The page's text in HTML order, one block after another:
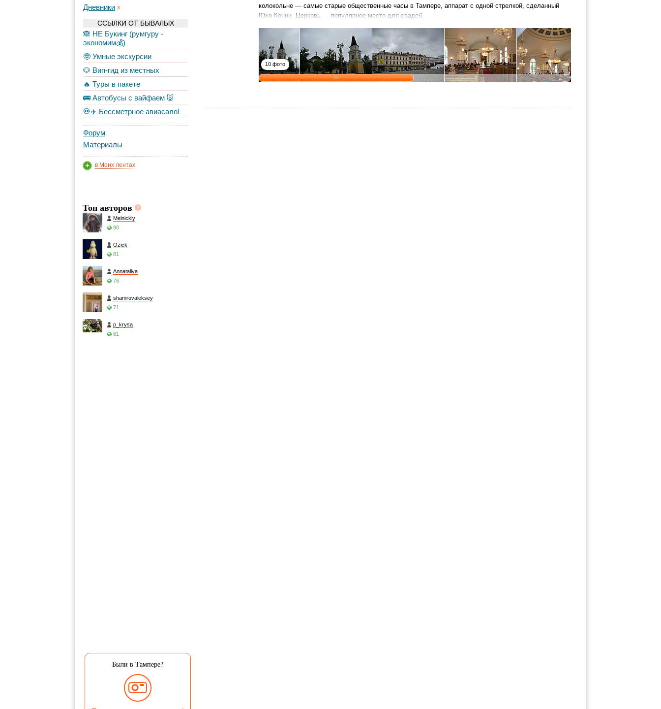
Дневники 3
ССЫЛКИ ОТ БЫВАЛЫХ
🙈 НЕ Букинг (румгуру -
экономим💰)
🤓 Умные экскурсии
🐶 Вип-гид из местных
🔥 Туры в пакете
🚌 Автобусы с вайфаем 🐷
💀✈️ Бессметрное авиасало!
Форум
Материалы
в Моих лентах
Топ авторов
Melnickiy
90
Ozick
81
Annataliya
76
shamrovaleksey
71
p_krysa
61
Были в Тампере?
колокольне — самые старые общественные часы в Тампере, аппарат с одной стрелкой, сделанный
Юхо Конни. Церковь — популярное место для свадеб.
10 фото